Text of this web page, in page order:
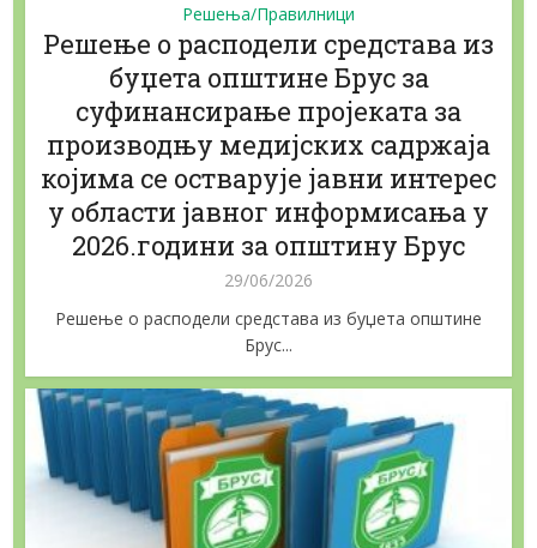
Решења/Правилници
Решење о расподели средстава из
буџета општине Брус за
суфинансирање пројеката за
производњу медијских садржаја
којима се остварује јавни интерес
у области јавног информисања у
2026.години за општину Брус
29/06/2026
Решење о расподели средстава из буџета општине
Брус...